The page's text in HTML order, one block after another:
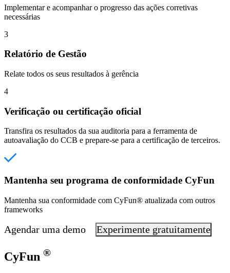
Implementar e acompanhar o progresso das ações corretivas
necessárias
3
Relatório de Gestão
Relate todos os seus resultados à gerência
4
Verificação ou certificação oficial
Transfira os resultados da sua auditoria para a ferramenta de
autoavaliação do CCB e prepare-se para a certificação de terceiros.
Mantenha seu programa de conformidade CyFun
Mantenha sua conformidade com CyFun® atualizada com outros
frameworks
Agendar uma demo Experimente gratuitamente
CyFun ®